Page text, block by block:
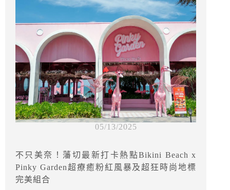
05/13/2025
不只美奈！藩切最新打卡熱點Bikini Beach x
Pinky Garden超療癒粉紅風暴及超狂時尚地標
完美組合